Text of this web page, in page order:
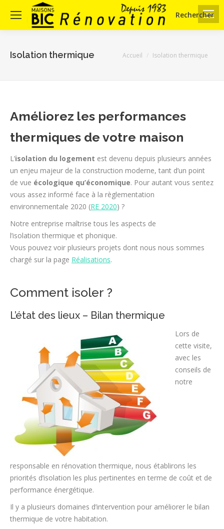
Search:
Rechercher
Isolation thermique Vous êtes ici :
Accueil Isolation thermique
Améliorez les performances
thermiques de votre maison
L’isolation du logement est devenu depuis plusieurs années
un enjeu majeur de la construction moderne, tant d’un point
de vue écologique qu’économique. Pour autant vous sentez
vous assez informé face à la règlementation
environnementale 2020 (RE 2020) ?
Notre entreprise maîtrise tous les aspects de
l’isolation thermique et phonique.
Vous pouvez voir plusieurs projets dont nous nous sommes
chargé sur la page Réalisations.
Comment isoler ?
L’état des lieux – Bilan thermique
Lors de
cette visite,
avec les
conseils de
notre
responsable en rénovation thermique, nous établirons les
priorités d’isolation les plus pertinentes en terme de coût et de
performance énergétique.
Il y a plusieurs domaines d’intervention pour améliorer le bilan
thermique de votre habitation.